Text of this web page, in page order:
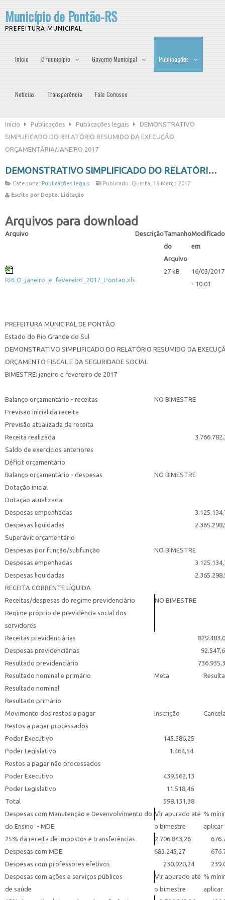
Município de Pontão-RS
PREFEITURA MUNICIPAL
Início O município Governo Municipal Publicações
Notícias Transparência Fale Conosco
Início Publicações Publicações legais
DEMONSTRATIVO
SIMPLIFICADO DO RELATÓRIO RESUMIDO DA EXECUÇÃO
ORÇAMENTÁRIA/JANEIRO 2017
DEMONSTRATIVO SIMPLIFICADO DO RELATÓRIO RESUMIDO DA EXECUÇÃO ORÇAMENTÁRIA/JANEIRO 2017
Categoria: Publicações legais
Publicado: Quinta, 16 Março 2017
Escrito por Depto. Licitação
Arquivos para download
Arquivo DescriçãoTamanho
do
Arquivo
Modificado
em
RREO_janeiro_e_fevereiro_2017_Pontão.xls
27 kB
16/03/2017
- 10:01
PREFEITURA MUNICIPAL DE PONTÃO
Estado do Rio Grande do Sul
DEMONSTRATIVO SIMPLIFICADO DO RELATÓRIO RESUMIDO DA
ORÇAMENTO FISCAL E DA SEGURIDADE SOCIAL
BIMESTRE: janeiro e fevereiro de 2017
Balanço orçamentário - receitas
NO BIMESTRE
Previsão inicial da receita
Previsão atualizada da receita
Receita realizada
Saldo de exercícios anteriores
Déficit orçamentário
Balanço orçamentário - despesas
NO BIMESTRE
Dotação inicial
Dotação atualizada
Despesas empenhadas
Despesas liquidadas
Superávit orçamentário
Despesas por função/subfunção
NO BIMESTRE
Despesas empenhadas
Despesas liquidadas
RECEITA CORRENTE LÍQUIDA
Receitas/despesas do regime previdenciário
NO BIMESTRE
Regime próprio de previdência social dos
servidores
Receitas previdenciárias
Despesas previdenciárias
Resultado previdenciário
Resultado nominal e primário
Meta
Resultado nominal
Resultado primário
Movimento dos restos a pagar
Inscrição
Restos a pagar processados
Poder Executivo
145.586,25
Poder Legislativo
1.464,54
Restos a pagar não processados
Poder Executivo
439.562,13
Poder Legislativo
11.518,46
Total
598.131,38
Despesas com Manutenção e Desenvolvimento do Vlr apurado até %
do Ensino - MDE
o bimestre
aplicar
25% da receita de impostos e transferências
2.706.843,26
Despesas com MDE
683.245,27
Despesas com professores efetivos
230.920,24
Despesas com ações e serviços públicos
Vlr apurado até %
de saúde
o bimestre
aplicar